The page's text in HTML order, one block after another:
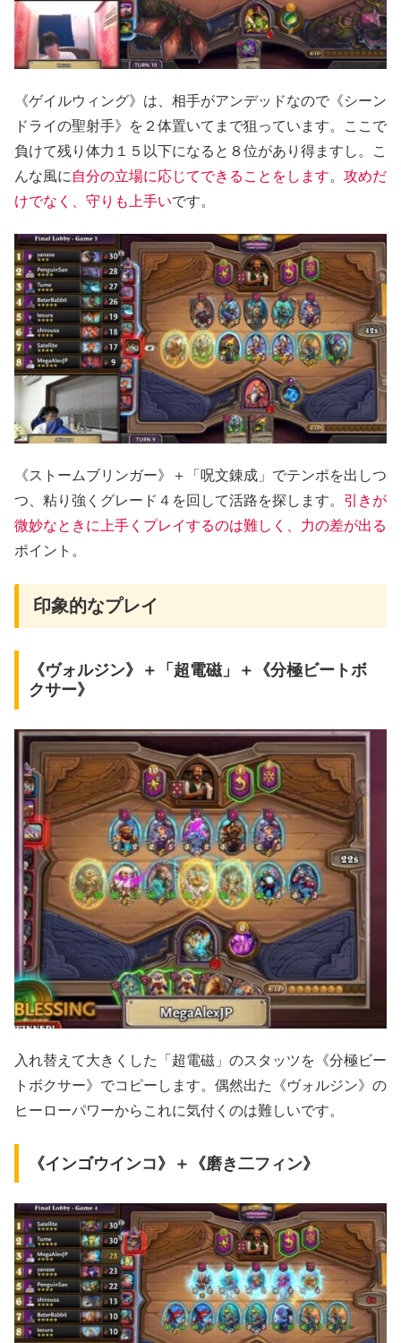
《ゲイルウィング》は、相手がアンデッドなので《シーン
ドライの聖射手》を２体置いてまで狙っています。ここで
負けて残り体力１５以下になると８位があり得ますし。こ
んな風に 自分の立場に応じてできることをします。 攻めだ
けでなく、守りも上手いです。
《ストームブリンガー》＋「呪文錬成」でテンポを出しつ
つ、粘り強くグレード４を回して活路を探します。
引きが
微妙なときに上手くプレイするのは難しく、力の差が出る
ポイント。
印象的なプレイ
《ヴォルジン》＋「超電磁」＋《分極ビートボ
クサー》
入れ替えて大きくした「超電磁」のスタッツを《分極ビー
トボクサー》でコピーします。偶然出た《ヴォルジン》の
ヒーローパワーからこれに気付くのは難しいです。
《インゴウインコ》＋《磨き二フィン》